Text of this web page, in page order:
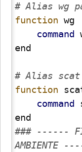
# Alias wg
function wg
command
end
# Alias scat
function
command
### ------ FIN
AMBIENTE